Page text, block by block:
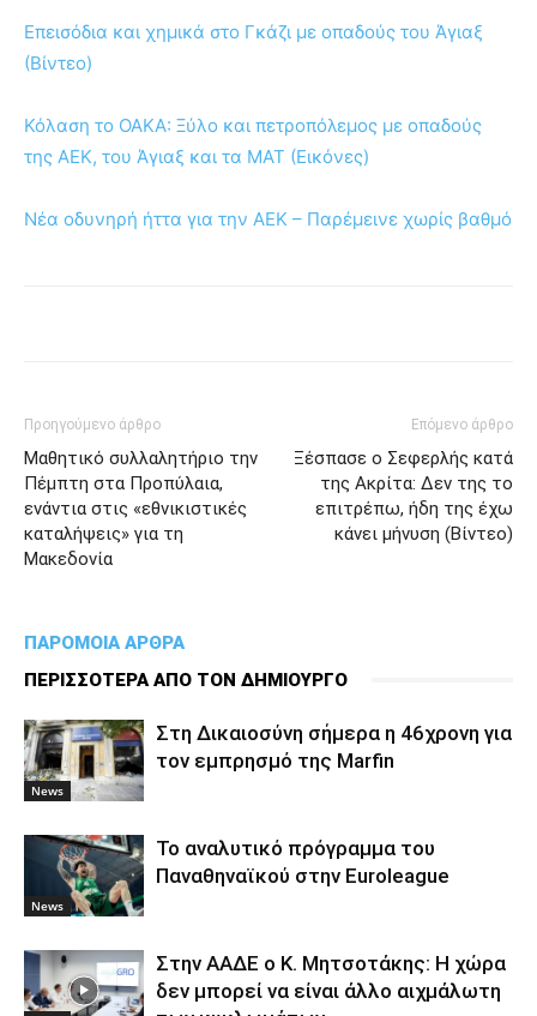
Επεισόδια και χημικά στο Γκάζι με οπαδούς του Άγιαξ
(Βίντεο)
Κόλαση το ΟΑΚΑ: Ξύλο και πετροπόλεμος με οπαδούς
της ΑΕΚ, του Άγιαξ και τα ΜΑΤ (Εικόνες)
Νέα οδυνηρή ήττα για την ΑΕΚ – Παρέμεινε χωρίς βαθμό
Προηγούμενο άρθρο
Μαθητικό συλλαλητήριο την
Πέμπτη στα Προπύλαια,
ενάντια στις «εθνικιστικές
καταλήψεις» για τη
Μακεδονία
Επόμενο άρθρο
Ξέσπασε ο Σεφερλής κατά
της Ακρίτα: Δεν της το
επιτρέπω, ήδη της έχω
κάνει μήνυση (Βίντεο)
ΠΑΡΟΜΟΙΑ ΑΡΘΡΑ
ΠΕΡΙΣΣΟΤΕΡΑ ΑΠΟ ΤΟΝ ΔΗΜΙΟΥΡΓΟ
News
Στη Δικαιοσύνη σήμερα η 46χρονη για
τον εμπρησμό της Marfin
News
To αναλυτικό πρόγραμμα του
Παναθηναϊκού στην Euroleague
Στην ΑΑΔΕ ο Κ. Μητσοτάκης: Η χώρα
δεν μπορεί να είναι άλλο αιχμάλωτη